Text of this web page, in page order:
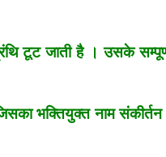
टूट जाती है । उसके
भक्तियुक्त नाम संकीर्तन